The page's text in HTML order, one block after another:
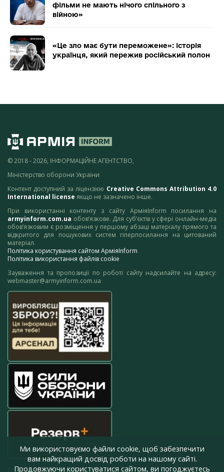
фільми не мають нічого спільного з
війною»
«Це зло має бути переможене»: історія
українця, який пережив російський полон
© 2018 - 2026, ІНФОРМАЦІЙНЕ АГЕНТСТВО,
Міністерство оборони України
Контент доступний за ліцензією Creative Commons Attribution 4.0
International license якщо не зазначено інше.
При використанні контенту з сайту АрміяInform посилання на
armyinform.com.ua обов’язкове. Для суб’єктів у сфері онлайн-медіа
обов’язковим є розміщення у першому абзаці матеріалу прямого та
відкритого для пошукових систем гіперпосилання на цитований
матеріал.
Політика користування сайтом АрміяInform
Політика використання файлів cookie
Зауваження та пропозиції по роботі сайту надсилайте на адресу:
webmaster@armyinform.com.ua
press@armyinform.com.ua
Ми використовуємо файли cookie, щоб забезпечити
вам найкращий досвід роботи на нашому сайті.
Продовжуючи користуватися сайтом, ви погоджуєтесь